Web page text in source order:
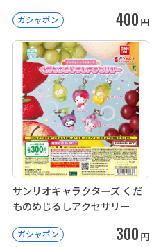
ガシャポン 400 円
サンリオキャラクターズ くだ
ものめじるしアクセサリー
ガシャポン 300 円